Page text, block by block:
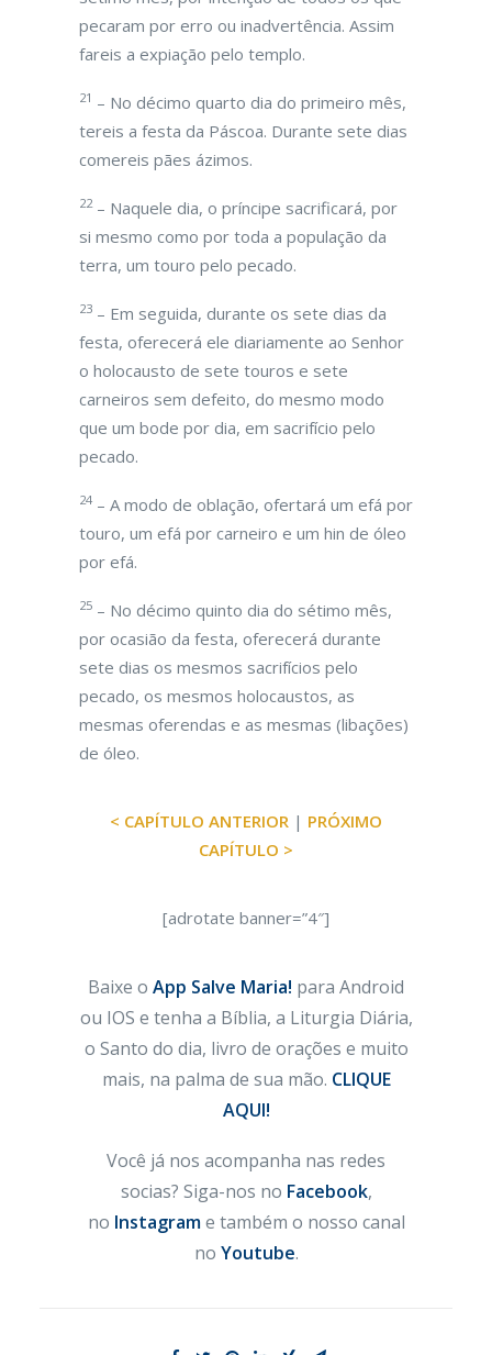
pecaram por erro ou inadvertência. Assim
fareis a expiação pelo templo.
21 – No décimo quarto dia do primeiro mês,
tereis a festa da Páscoa. Durante sete dias
comereis pães ázimos.
22– Naquele dia, o príncipe sacrificará, por
si mesmo como por toda a população da
terra, um touro pelo pecado.
23 – Em seguida, durante os sete dias da
festa, oferecerá ele diariamente ao Senhor
o holocausto de sete touros e sete
carneiros sem defeito, do mesmo modo
que um bode por dia, em sacrifício pelo
pecado.
24 – A modo de oblação, ofertará um efá por
touro, um efá por carneiro e um hin de óleo
por efá.
25 – No décimo quinto dia do sétimo mês,
por ocasião da festa, oferecerá durante
sete dias os mesmos sacrifícios pelo
pecado, os mesmos holocaustos, as
mesmas oferendas e as mesmas (libações)
de óleo.
< CAPÍTULO ANTERIOR | PRÓXIMO
CAPÍTULO >
[adrotate banner=”4″]
Baixe o App Salve Maria! para Android
ou IOS e tenha a Bíblia, a Liturgia Diária,
o Santo do dia, livro de orações e muito
mais, na palma de sua mão. CLIQUE
AQUI!
Você já nos acompanha nas redes
socias? Siga-nos no Facebook,
no Instagrame também o nosso canal
no Youtube.